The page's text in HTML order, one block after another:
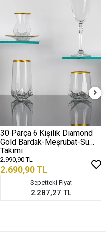
30 Parça 6 Kişilik Diamond
Gold Bardak-Meşrubat-Su
Takımı
2.990,90 TL
2.690,90 TL
Sepetteki Fiyat
2.287,27 TL